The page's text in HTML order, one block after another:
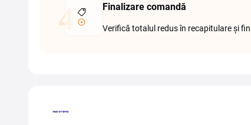
Finalizare comandă
Verifică totalul redus în recapitulare și